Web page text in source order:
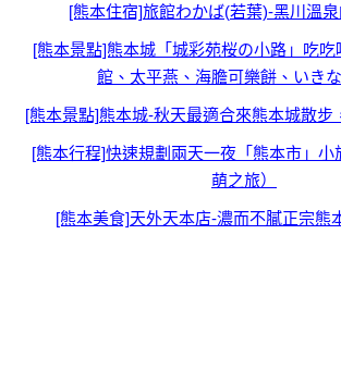
[熊本住宿]旅館わかば(若葉)-黑川溫
[熊本景點]熊本城「城彩苑桜の小路」吃
館、太平燕、海膽可樂餅、いき
[熊本景點]熊本城-秋天最適合來熊本城散步
[熊本行程]快速規劃兩天一夜「熊本市」小
萌之旅）
[熊本美食]天外天本店-濃而不膩正宗熊